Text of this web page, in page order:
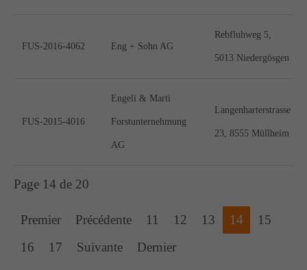
FUS-2016-4062 Eng + Sohn AG
Rebfluhweg 5,
5013 Niedergösgen
FUS-2015-4016
Engeli & Marti
Forstunternehmung
AG
Langenharterstrasse
23, 8555 Müllheim
Page 14 de 20
Premier Précédente 11 12 13 14
15
16
17 Suivante Dernier